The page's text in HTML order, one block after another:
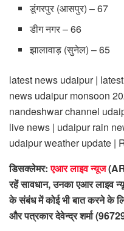
डूंगरपुर (आसपुर) – 67
डीग नगर – 66
झालावाड़ (सुनेल) – 65
latest news udaipur |
news udaipur monsoon
nandeshwar channel
live news | udaipur rain
udaipur weather update |
डिसक्लेमर:एआर लाइव न्यूज
रहें सावधान, उनका एआर लाइव
के संबंध में कोई भी बात करने के
और पत्रकार देवेन्द्र शर्मा